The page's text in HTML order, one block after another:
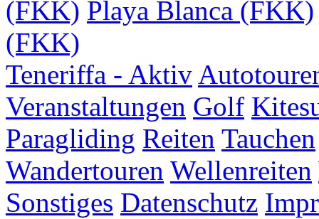
(FKK) Playa Blanca (FKK)
(FKK)
Teneriffa - Aktiv
Veranstaltungen Golf
Paragliding Reiten Tauchen
Wandertouren Wellenreiten
Sonstiges Datenschutz